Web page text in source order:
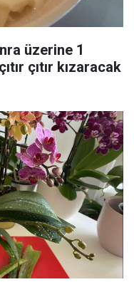
üzerine 1
çıtır kızaracak